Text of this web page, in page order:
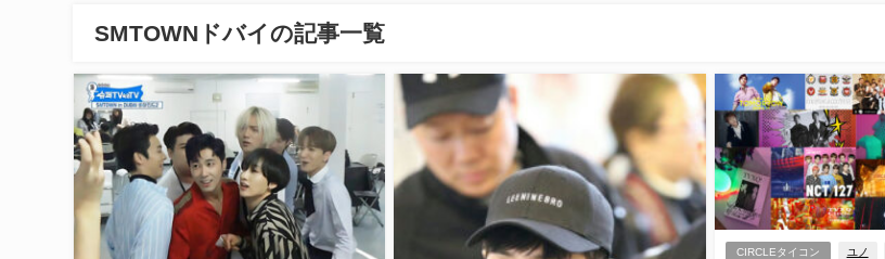
SMTOWNドバイの記事一覧
CIRCLEタイコン ユノ